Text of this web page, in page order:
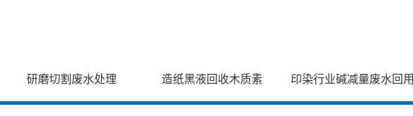
研磨切割废水处理 造纸黑液回收木质素 印染行业碱减量废水回用